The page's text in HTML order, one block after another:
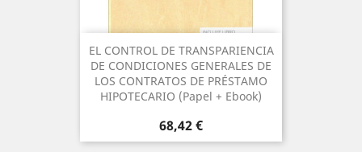
EL CONTROL DE TRANSPARIENCIA
DE CONDICIONES GENERALES DE
LOS CONTRATOS DE PRÉSTAMO
HIPOTECARIO (Papel + Ebook)
Precio
68,42 €